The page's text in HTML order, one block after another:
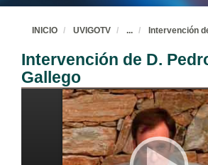
INICIO UVIGOTV ... Intervención
Intervención de D.
Gallego